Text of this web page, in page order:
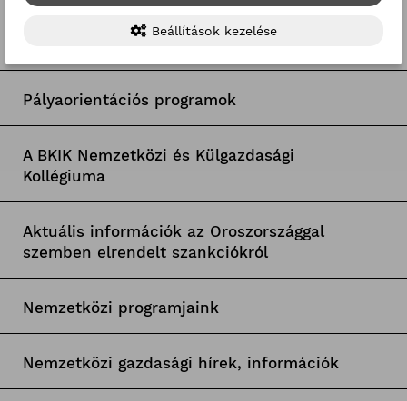
Pályaorientációs programok
A BKIK Nemzetközi és Külgazdasági
Kollégiuma
Aktuális információk az Oroszországgal
szemben elrendelt szankciókról
Nemzetközi programjaink
Nemzetközi gazdasági hírek, információk
Beállítások kezelése